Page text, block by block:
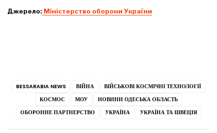
Джерело: Міністерство оборони України
BESSARABIA NEWS ВІЙНА
ВІЙСЬКОВІ КОСМІЧНІ ТЕХНОЛОГІЇ
КОСМОС
МОУ
НОВИНИ ОДЕСЬКА ОБЛАСТЬ
ОБОРОННЕ ПАРТНЕРСТВО
УКРАЇНА УКРАЇНА ТА ШВЕЦІЯ